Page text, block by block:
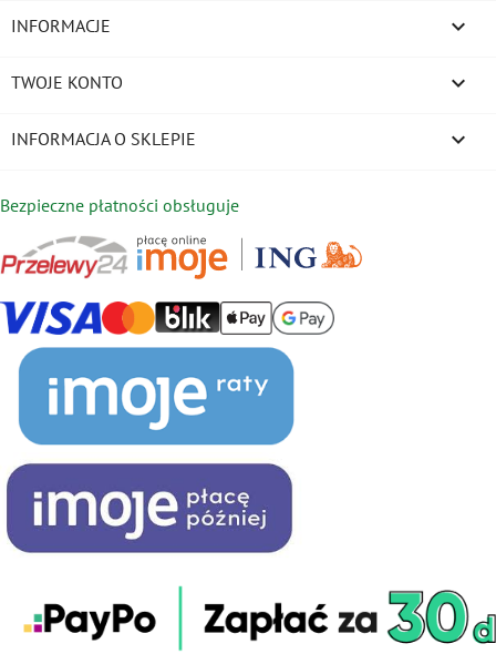
INFORMACJE 
TWOJE KONTO 
INFORMACJA O SKLEPIE keyboard_arrow_down
Bezpieczne płatności obsługuje